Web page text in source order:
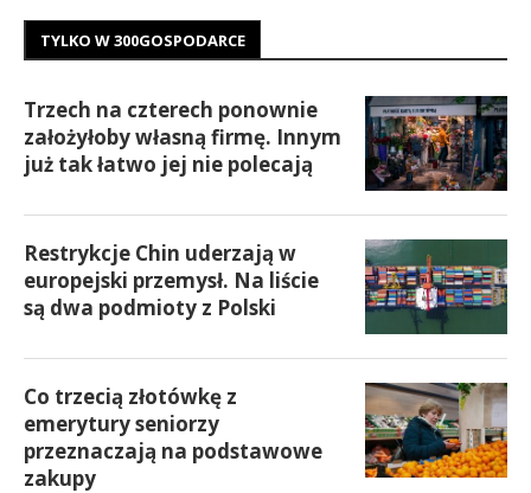
TYLKO W 300GOSPODARCE
Trzech na czterech ponownie
założyłoby własną firmę. Innym
już tak łatwo jej nie polecają
Restrykcje Chin uderzają w
europejski przemysł. Na liście
są dwa podmioty z Polski
Co trzecią złotówkę z
emerytury seniorzy
przeznaczają na podstawowe
zakupy